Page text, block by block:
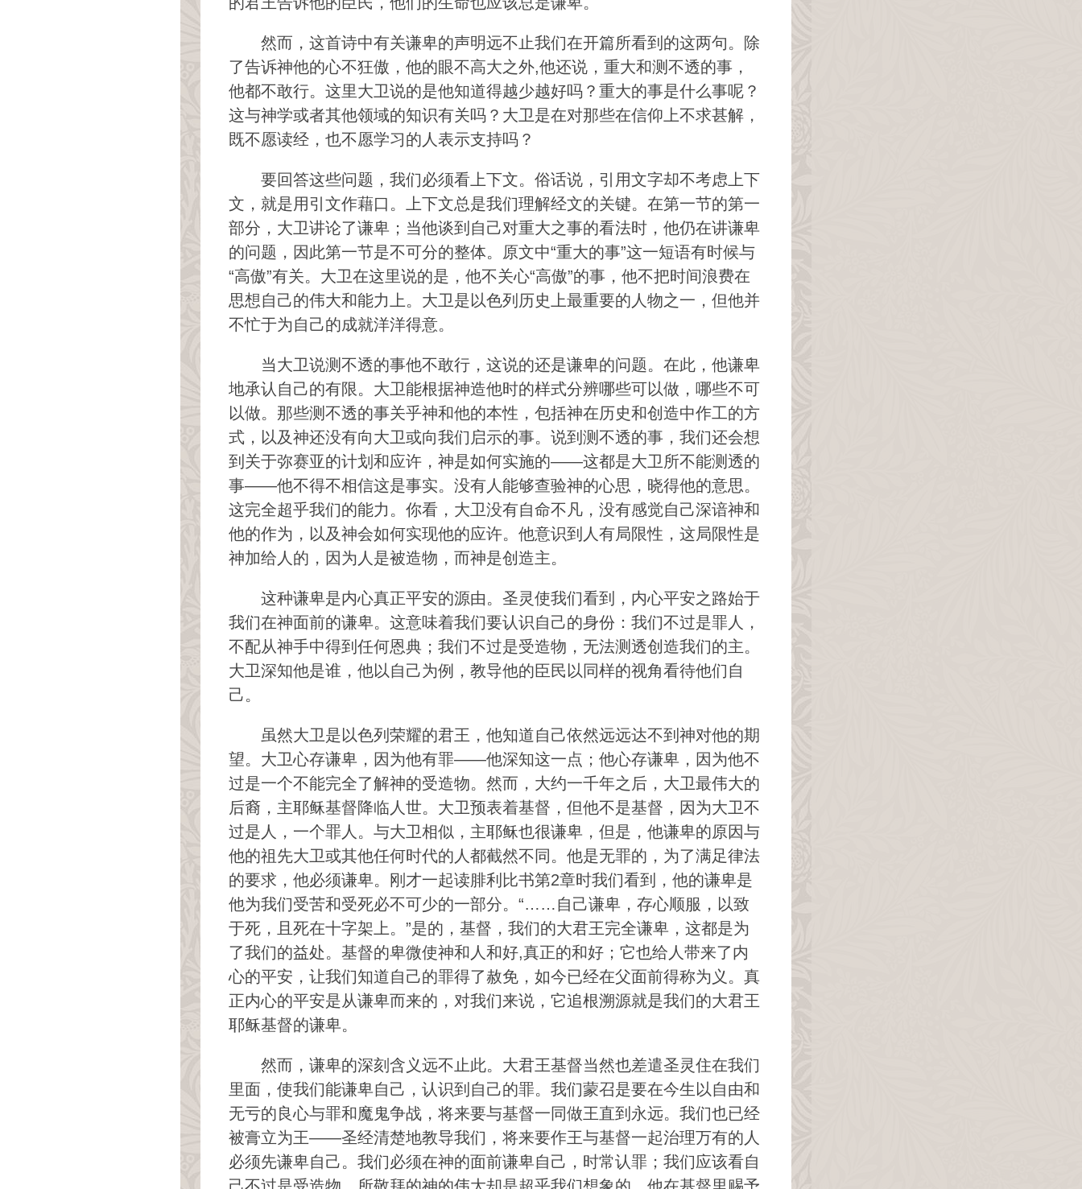
然而，这首诗中有关谦卑的声明远不止我们在开篇所看到的这两句。除
了告诉神他的心不狂傲，他的眼不高大之外,他还说，重大和测不透的事，
他都不敢行。这里大卫说的是他知道得越少越好吗？重大的事是什么事呢？
这与神学或者其他领域的知识有关吗？大卫是在对那些在信仰上不求甚解，
既不愿读经，也不愿学习的人表示支持吗？
要回答这些问题，我们必须看上下文。俗话说，引用文字却不考虑上下
文，就是用引文作藉口。上下文总是我们理解经文的关键。在第一节的第一
部分，大卫讲论了谦卑；当他谈到自己对重大之事的看法时，他仍在讲谦卑
的问题，因此第一节是不可分的整体。原文中“重大的事”这一短语有时候与
“高傲”有关。大卫在这里说的是，他不关心“高傲”的事，他不把时间浪费在
思想自己的伟大和能力上。大卫是以色列历史上最重要的人物之一，但他并
不忙于为自己的成就洋洋得意。
当大卫说测不透的事他不敢行，这说的还是谦卑的问题。在此，他谦卑
地承认自己的有限。大卫能根据神造他时的样式分辨哪些可以做，哪些不可
以做。那些测不透的事关乎神和他的本性，包括神在历史和创造中作工的方
式，以及神还没有向大卫或向我们启示的事。说到测不透的事，我们还会想
到关于弥赛亚的计划和应许，神是如何实施的——这都是大卫所不能测透的
事——他不得不相信这是事实。没有人能够查验神的心思，晓得他的意思。
这完全超乎我们的能力。你看，大卫没有自命不凡，没有感觉自己深谙神和
他的作为，以及神会如何实现他的应许。他意识到人有局限性，这局限性是
神加给人的，因为人是被造物，而神是创造主。
这种谦卑是内心真正平安的源由。圣灵使我们看到，内心平安之路始于
我们在神面前的谦卑。这意味着我们要认识自己的身份：我们不过是罪人，
不配从神手中得到任何恩典；我们不过是受造物，无法测透创造我们的主。
大卫深知他是谁，他以自己为例，教导他的臣民以同样的视角看待他们自
己。
虽然大卫是以色列荣耀的君王，他知道自己依然远远达不到神对他的期
望。大卫心存谦卑，因为他有罪——他深知这一点；他心存谦卑，因为他不
过是一个不能完全了解神的受造物。然而，大约一千年之后，大卫最伟大的
后裔，主耶稣基督降临人世。大卫预表着基督，但他不是基督，因为大卫不
过是人，一个罪人。与大卫相似，主耶稣也很谦卑，但是，他谦卑的原因与
他的祖先大卫或其他任何时代的人都截然不同。他是无罪的，为了满足律法
的要求，他必须谦卑。刚才一起读腓利比书第2章时我们看到，他的谦卑是
他为我们受苦和受死必不可少的一部分。“……自己谦卑，存心顺服，以致
于死，且死在十字架上。”是的，基督，我们的大君王完全谦卑，这都是为
了我们的益处。基督的卑微使神和人和好,真正的和好；它也给人带来了内
心的平安，让我们知道自己的罪得了赦免，如今已经在父面前得称为义。真
正内心的平安是从谦卑而来的，对我们来说，它追根溯源就是我们的大君王
耶稣基督的谦卑。
然而，谦卑的深刻含义远不止此。大君王基督当然也差遣圣灵住在我们
里面，使我们能谦卑自己，认识到自己的罪。我们蒙召是要在今生以自由和
无亏的良心与罪和魔鬼争战，将来要与基督一同做王直到永远。我们也已经
被膏立为王――圣经清楚地教导我们，将来要作王与基督一起治理万有的人
必须先谦卑自己。我们必须在神的面前谦卑自己，时常认罪；我们应该看自